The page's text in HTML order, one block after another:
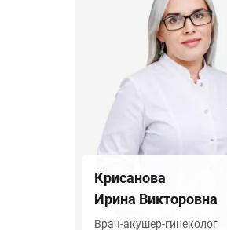
Крисанова
Ирина Викторовна
Врач-акушер-гинеколог